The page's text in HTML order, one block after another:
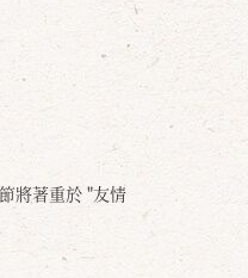
將著重於 "友情